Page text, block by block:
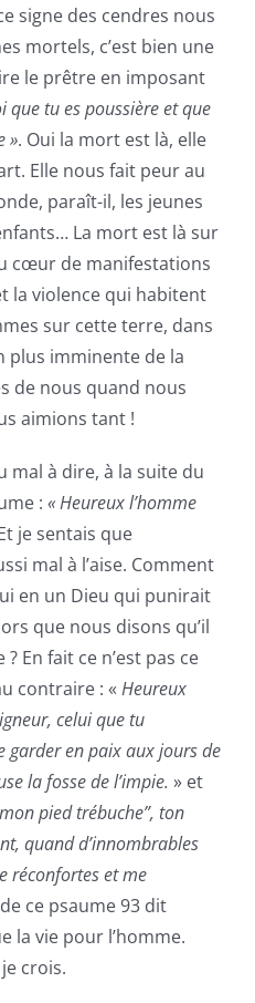
signe des cendres nous
mortels, c’est bien une
le prêtre en imposant
que tu es poussière et que
». Oui la mort est là, elle
Elle nous fait peur au
paraît-il, les jeunes
La mort est là sur
cœur de manifestations
la violence qui habitent
sur cette terre, dans
plus imminente de la
de nous quand nous
aimions tant !
mal à dire, à la suite du
: « Heureux l’homme
je sentais que
mal à l’aise. Comment
en un Dieu qui punirait
que nous disons qu’il
En fait ce n’est pas ce
contraire : « Heureux
celui que tu
garder en paix aux jours de
la fosse de l’impie. » et
pied trébuche”, ton
quand d’innombrables
réconfortes et me
ce psaume 93 dit
la vie pour l’homme.
crois.